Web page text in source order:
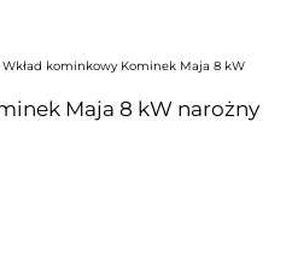
Wkład kominkowy Kominek Maja 8 kW
Maja 8 kW narożny